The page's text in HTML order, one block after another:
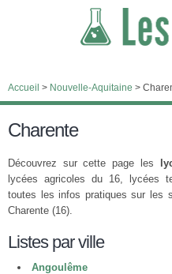
Accueil > Nouvelle-Aquitaine >
Charente
Découvrez sur cette page les
lycées agricoles du 16, lycées
toutes les infos pratiques sur les
Charente (16).
Listes par ville
Angoulême